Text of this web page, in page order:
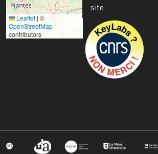
Leaflet | ©
OpenStreetMap
contributors
site
Image